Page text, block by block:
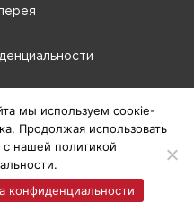
66-Б
мы используем соокіе-
Продолжая использовать
с нашей политикой
конфиденциальности